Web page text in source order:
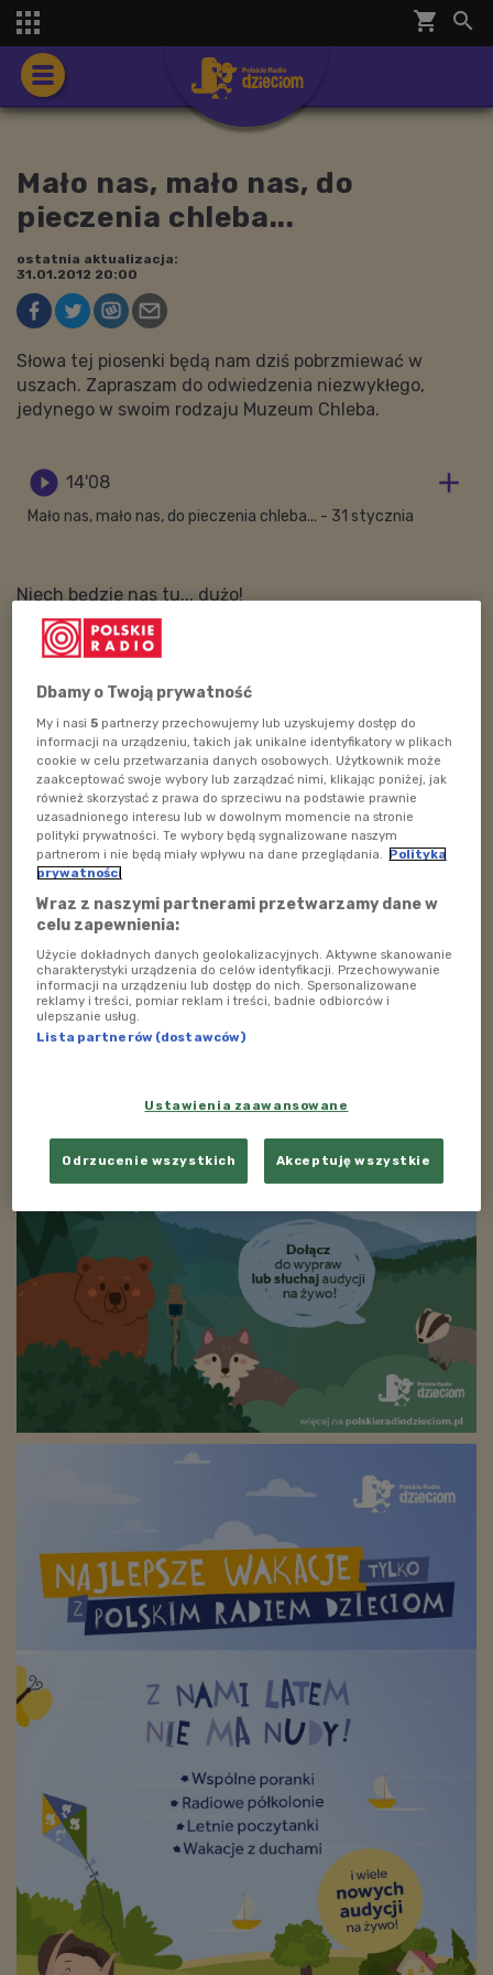
shopping_cart 

Mało nas, mało nas, do
pieczenia chleba...
ostatnia aktualizacja:
31.01.2012 20:00
Słowa tej piosenki będą nam dziś pobrzmiewać w
uszach. Zapraszam do odwiedzenia niezwykłego,
jedynego w swoim rodzaju Muzeum Chleba.
 14'08 
Mało nas, mało nas, do pieczenia chleba... - 31 stycznia
Niech będzie nas tu... dużo!
Zapraszam dziś do "Radia Dzieciom" o 19:30
Zobacz więcej na temat: pieczenie chleba dzieci
ZOBACZ TAKŻE
Dbamy o Twoją prywatność
My i nasi5 partnerzy przechowujemy lub uzyskujemy dostęp do
informacji na urządzeniu, takich jak unikalne identyfikatory w plikach
cookie w celu przetwarzania danych osobowych. Użytkownik może
zaakceptować swoje wybory lub zarządzać nimi, klikając poniżej, jak
również skorzystać z prawa do sprzeciwu na podstawie prawnie
uzasadnionego interesu lub w dowolnym momencie na stronie
polityki prywatności. Te wybory będą sygnalizowane naszym
partnerom i nie będą miały wpływu na dane przeglądania.
Polityka
prywatności
Wraz z naszymi partnerami przetwarzamy dane w
celu zapewnienia:
Użycie dokładnych danych geolokalizacyjnych. Aktywne skanowanie
charakterystyki urządzenia do celów identyfikacji. Przechowywanie
informacji na urządzeniu lub dostęp do nich. Spersonalizowane
reklamy i treści, pomiar reklam i treści, badnie odbiorców i
ulepszanie usług.
Lista partnerów (dostawców)
Ustawienia zaawansowane
Odrzucenie wszystkich Akceptuję wszystkie